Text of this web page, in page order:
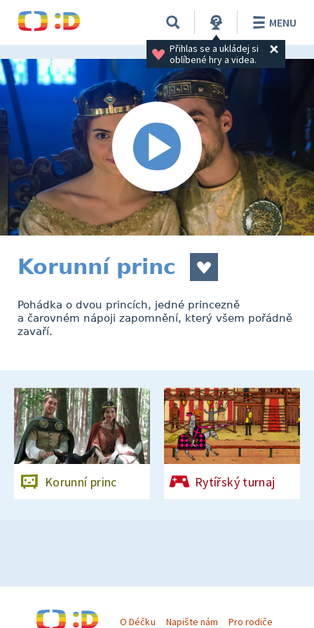
Přihlas se a ukládej si
oblíbené hry a videa.
MENU
Korunní princ
Pohádka o dvou princích, jedné princezně
a čarovném nápoji zapomnění, který všem pořádně
zavaří.
Korunní princ Rytířský turnaj
O Déčku Napište nám Pro rodiče